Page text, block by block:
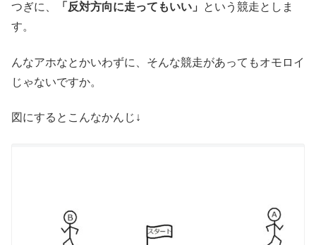
つぎに、 「反対方向に走ってもいい」
という競走としま
す。
んなアホなとかいわずに、そんな競走があってもオモロイ
じゃないですか。
図にするとこんなかんじ↓